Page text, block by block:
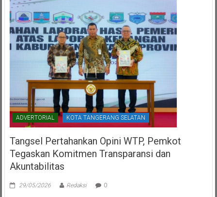
ADVERTORIAL KOTA TANGERANG SELATAN
Tangsel Pertahankan Opini WTP, Pemkot
Tegaskan Komitmen Transparansi dan
Akuntabilitas
29/05/2026 Redaksi 0